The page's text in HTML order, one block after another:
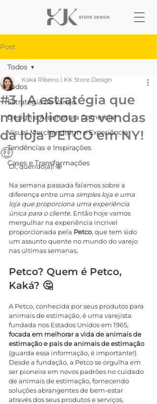
Post
Todos
Estratégia de Varejo
Design e Arquitetura Comercial
Visual Merchandisign e Experiência
Tendências e Inspirações
Cases e Transformações
Todos
#3 | A estratégia que
multiplicou as vendas
da loja PETCO em NY!
🤑
Kaká Ribeiro | KK Store Design
Oi, querido(a)! 🤩
Na semana passada falamos sobre a
diferença entre uma simples loja e uma
loja que proporciona uma experiência
única para o cliente. Então hoje vamos
mergulhar na experiência incrível
proporcionada pela Petco, que tem sido
um assunto quente no mundo do varejo
nas últimas semanas.
Petco? Quem é Petco,
Kaká? 🤔
A Petco, conhecida por seus produtos para
animais de estimação, é uma varejista
fundada nos Estados Unidos em 1965,
focada em melhorar a vida de animais de
estimação e pais de animais de estimação
(guarda essa informação, é importante!).
Desde a fundação, a Petco se orgulha em
ser pioneira em novos padrões no cuidado
de animais de estimação, fornecendo
soluções abrangentes de bem-estar
através dos seus produtos e serviços,